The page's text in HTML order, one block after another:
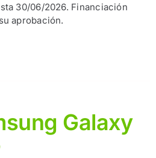
30/06/2026. Financiación
aprobación.
Galaxy